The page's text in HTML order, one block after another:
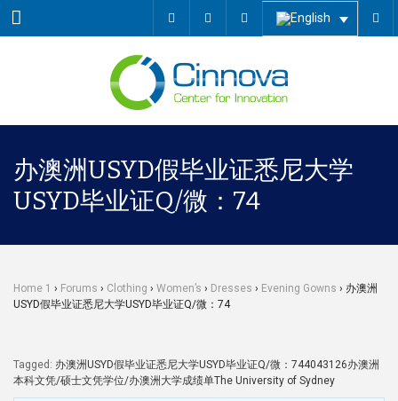
Menu
办澳洲USYD假毕业证悉尼大学
USYD毕业证Q/微：74
Home 1 › Forums › Clothing › Women’s › Dresses › Evening Gowns › 办澳洲
USYD假毕业证悉尼大学USYD毕业证Q/微：74
Tagged: 办澳洲USYD假毕业证悉尼大学USYD毕业证Q/微：744043126办澳洲
本科文凭/硕士文凭学位/办澳洲大学成绩单The University of Sydney